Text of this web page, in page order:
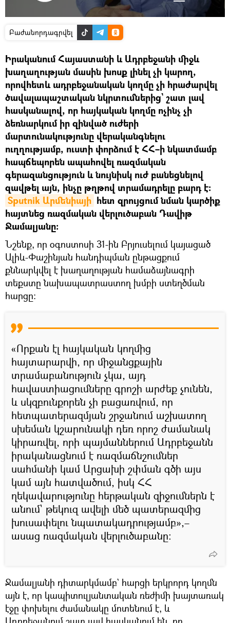
Բաժանորդագրվել
Իրականում Հայաստանի և Ադրբեջանի միջև
խաղաղության մասին խոսք լինել չի կարող,
որովհետև ադրբեջանական կողմը չի հրաժարվել
ծավալապաշտական նկրտումներից` շատ լավ
հասկանալով, որ հայկական կողմը ոչինչ չի
ձեռնարկում իր զինված ուժերի
մարտունակությունը վերականգնելու
ուղղությամբ, ուստի փորձում է ՀՀ–ի նկատմամբ
հապճեպորեն ապահովել ռազմական
գերազանցություն և նույնիսկ ուժ բանեցնելով
զավթել այն, ինչը թղթով տրամադրելը բարդ է։
Sputnik Արմենիայի հետ զրույցում նման կարծիք
հայտնեց ռազմական վերլուծաբան Դավիթ
Ջամալյանը։
Նշենք, որ օգոստոսի 31-ին Բրյուսելում կայացած
Ալիև-Փաշինյան հանդիպման ընթացքում
քննարկվել է խաղաղության համաձայնագրի
տեքստը նախապատրաստող խմբի ստեղծման
հարցը։
«Որքան էլ հայկական կողմից
հայտարարվի, որ միջանցքային
տրամաբանություն չկա, այդ
հավաստիացումները գրոշի արժեք չունեն,
և սկզբունքորեն չի բացառվում, որ
հետպատերազմյան շրջանում աշխատող
սխեման կշարունակի դեռ որոշ ժամանակ
կիրառվել, որի պայմաններում Ադրբեջանն
իրականացնում է ռազմաճնշումներ
սահմանի կամ Արցախի շփման գծի այս
կամ այն հատվածում, իսկ ՀՀ
ղեկավարությունը հերթական զիջումներն է
անում` թեկուզ ավելի մեծ պատերազմից
խուսափելու նպատակադրությամբ»,–
ասաց ռազմական վերլուծաբանը։
Ջամալյանի դիտարկմամբ` հարցի երկրորդ կողմն
այն է, որ կապիտուլյանտական ռեժիմի խայտառակ
էջը փոխելու ժամանակը մոտենում է, և